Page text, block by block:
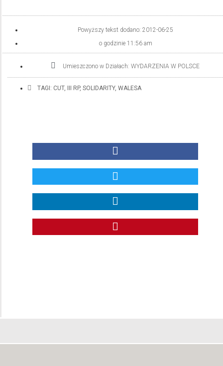
Powyższy tekst dodano: 2012-06-25
o godzinie 11:56 am
Umieszczono w Działach: WYDARZENIA W POLSCE
TAGI: CUT, III RP, SOLIDARITY, WALESA